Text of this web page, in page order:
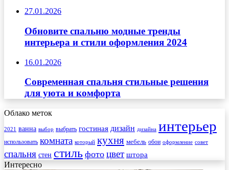
27.01.2026
Обновите спальню модные тренды
интерьера и стили оформления 2024
16.01.2026
Современная спальня стильные решения
для уюта и комфорта
Облако меток
2021 ванна выбор выбрать гостиная дизайн дизайна интерьер
использовать комната который кухня мебель обои оформление совет
спальня стен стиль фото цвет штора
Интересно